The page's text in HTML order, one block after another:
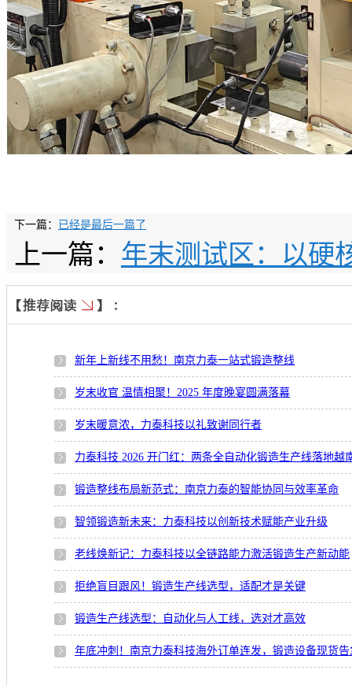
下一篇： 已经是最后一篇了
上一篇： 年末测试区：以硬
新年上新线不用愁！南京力泰一站式锻造整线
岁末收官 温情相聚！2025 年度晚宴圆满落幕
岁末暖意浓，力泰科技以礼致谢同行者
力泰科技 2026 开门红：两条全自动化锻造生产线落地越
锻造整线布局新范式：南京力泰的智能协同与效率革命
智领锻造新未来：力泰科技以创新技术赋能产业升级
老线焕新记：力泰科技以全链路能力激活锻造生产新动能
拒绝盲目跟风！锻造生产线选型，适配才是关键
锻造生产线选型：自动化与人工线，选对才高效
年底冲刺！南京力泰科技海外订单连发，锻造设备现货告